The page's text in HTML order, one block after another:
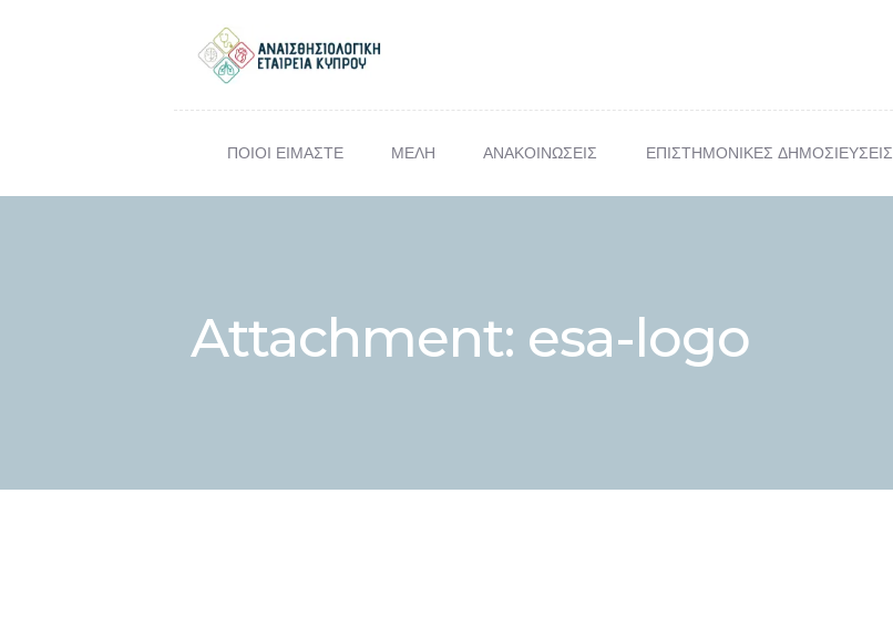
ΠΟΙΟΙ ΕΙΜΑΣΤΕ ΜΕΛΗ ΑΝΑΚΟΙΝΩΣΕΙΣ ΕΠΙΣΤΗΜΟΝΙΚΕΣ ΔΗΜΟΣΙΕΥΣΕΙΣ
Attachment: esa-logo
ΑΝΑΚΟΙΝΩΣΕΙΣ
ΕΠΙΚΟΙΝΩΝΙΑ